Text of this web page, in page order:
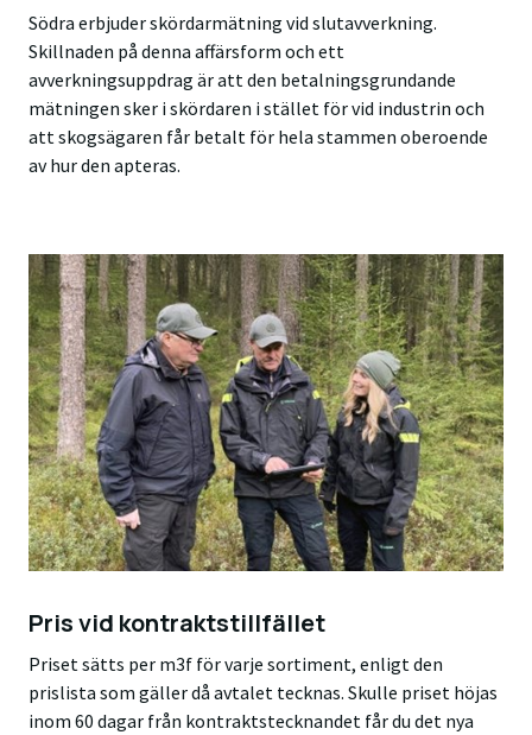
Södra erbjuder skördarmätning vid slutavverkning.
Skillnaden på denna affärsform och ett
avverkningsuppdrag är att den betalningsgrundande
mätningen sker i skördaren i stället för vid industrin och
att skogsägaren får betalt för hela stammen oberoende
av hur den apteras.
Pris vid kontraktstillfället
Priset sätts per m3f för varje sortiment, enligt den
prislista som gäller då avtalet tecknas. Skulle priset höjas
inom 60 dagar från kontraktstecknandet får du det nya